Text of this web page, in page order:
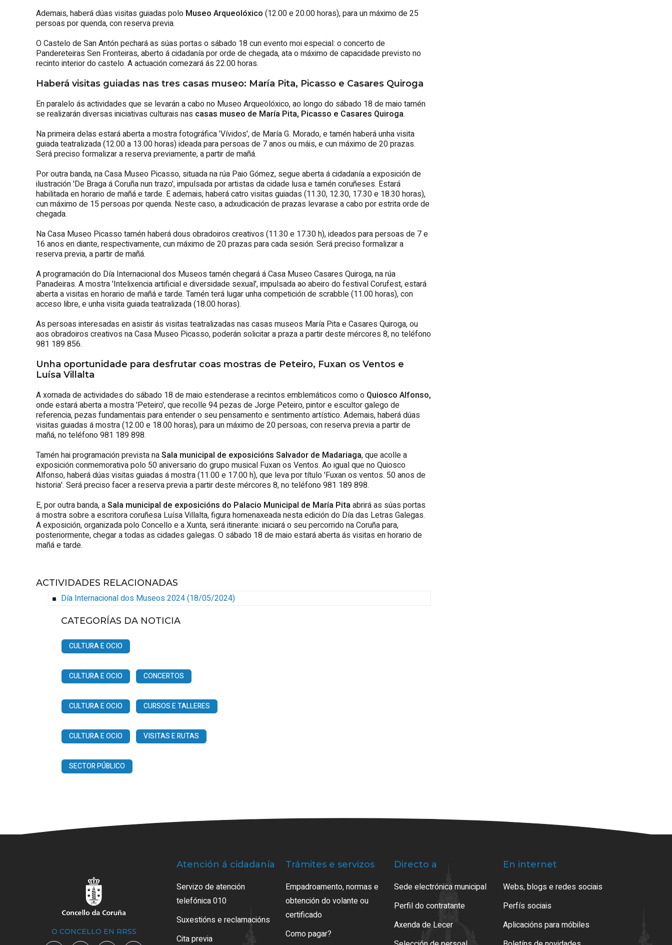
Ademais, haberá dúas visitas guiadas polo Museo Arqueolóxico (12.00 e 20.00 horas), para un máximo de 25
persoas por quenda, con reserva previa.
O Castelo de San Antón pechará as súas portas o sábado 18 cun evento moi especial: o concerto de
Pandereteiras Sen Fronteiras, aberto á cidadanía por orde de chegada, ata o máximo de capacidade previsto no
recinto interior do castelo. A actuación comezará ás 22.00 horas.
Haberá visitas guiadas nas tres casas museo: María Pita, Picasso e Casares Quiroga
En paralelo ás actividades que se levarán a cabo no Museo Arqueolóxico, ao longo do sábado 18 de maio tamén
se realizarán diversas iniciativas culturais nas casas museo de María Pita, Picasso e Casares Quiroga.
Na primeira delas estará aberta a mostra fotográfica 'Vívidos', de María G. Morado, e tamén haberá unha visita
guiada teatralizada (12.00 a 13.00 horas) ideada para persoas de 7 anos ou máis, e cun máximo de 20 prazas.
Será preciso formalizar a reserva previamente, a partir de mañá.
Por outra banda, na Casa Museo Picasso, situada na rúa Paio Gómez, segue aberta á cidadanía a exposición de
ilustración 'De Braga á Coruña nun trazo', impulsada por artistas da cidade lusa e tamén coruñeses. Estará
habilitada en horario de mañá e tarde. E ademais, haberá catro visitas guiadas (11.30, 12.30, 17.30 e 18.30 horas),
cun máximo de 15 persoas por quenda. Neste caso, a adxudicación de prazas levarase a cabo por estrita orde de
chegada.
Na Casa Museo Picasso tamén haberá dous obradoiros creativos (11.30 e 17.30 h), ideados para persoas de 7 e
16 anos en diante, respectivamente, cun máximo de 20 prazas para cada sesión. Será preciso formalizar a
reserva previa, a partir de mañá.
A programación do Día Internacional dos Museos tamén chegará á Casa Museo Casares Quiroga, na rúa
Panadeiras. A mostra 'Intelixencia artificial e diversidade sexual', impulsada ao abeiro do festival Corufest, estará
aberta a visitas en horario de mañá e tarde. Tamén terá lugar unha competición de scrabble (11.00 horas), con
acceso libre, e unha visita guiada teatralizada (18.00 horas).
As persoas interesadas en asistir ás visitas teatralizadas nas casas museos María Pita e Casares Quiroga, ou
aos obradoiros creativos na Casa Museo Picasso, poderán solicitar a praza a partir deste mércores 8, no teléfono
981 189 856.
Unha oportunidade para desfrutar coas mostras de Peteiro, Fuxan os Ventos e
Luísa Villalta
A xornada de actividades do sábado 18 de maio estenderase a recintos emblemáticos como o Quiosco Alfonso,
onde estará aberta a mostra 'Peteiro', que recolle 94 pezas de Jorge Peteiro, pintor e escultor galego de
referencia, pezas fundamentais para entender o seu pensamento e sentimento artístico. Ademais, haberá dúas
visitas guiadas á mostra (12.00 e 18.00 horas), para un máximo de 20 persoas, con reserva previa a partir de
mañá, no teléfono 981 189 898.
Tamén hai programación prevista naSala municipal de exposicións Salvador de Madariaga, que acolle a
exposición conmemorativa polo 50 aniversario do grupo musical Fuxan os Ventos. Ao igual que no Quiosco
Alfonso, haberá dúas visitas guiadas á mostra (11.00 e 17.00 h), que leva por título 'Fuxan os ventos. 50 anos de
historia'. Será preciso facer a reserva previa a partir deste mércores 8, no teléfono 981 189 898.
E, por outra banda, aSala municipal de exposicións do Palacio Municipal de María Pitaabrirá as súas portas
á mostra sobre a escritora coruñesa Luísa Villalta, figura homenaxeada nesta edición do Día das Letras Galegas.
A exposición, organizada polo Concello e a Xunta, será itinerante: iniciará o seu percorrido na Coruña para,
posteriormente, chegar a todas as cidades galegas. O sábado 18 de maio estará aberta ás visitas en horario de
mañá e tarde.
ACTIVIDADES RELACIONADAS
Día Internacional dos Museos 2024(18/05/2024)
CATEGORÍAS DA NOTICIA
CULTURA E OCIO
CULTURA E OCIO CONCERTOS
CULTURA E OCIO CURSOS E TALLERES
CULTURA E OCIO VISITAS E RUTAS
SECTOR PÚBLICO
O CONCELLO EN RRSS
Atención á cidadanía
Servizo de atención
telefónica 010
Suxestións e reclamacións
Cita previa
Trámites e servizos
Empadroamento, normas e
obtención do volante ou
certificado
Como pagar?
Directo a
Sede electrónica municipal
Perfil do contratante
Axenda de Lecer
En internet
Webs, blogs e redes sociais
Perfís sociais
Aplicacións para móbiles